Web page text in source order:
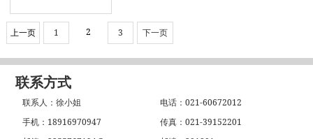
上一页 1 2 3 下一页
联系方式
联系人：徐小姐
电话：021-60672012
手机：18916970947
传真：021-39152201